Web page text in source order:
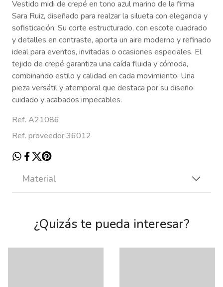
Vestido midi de crepé en tono azul marino de la firma
Sara Ruiz, diseñado para realzar la silueta con elegancia y
sofisticación. Su corte estructurado, con escote cuadrado
y detalles en contraste, aporta un aire moderno y refinado
ideal para eventos, invitadas o ocasiones especiales. El
tejido de crepé garantiza una caída fluida y cómoda,
combinando estilo y calidad en cada movimiento. Una
pieza versátil y atemporal que destaca por su diseño
cuidado y acabados impecables.
Ref. A21086
Ref. proveedor 36012
Material
¿Quizás te pueda interesar?